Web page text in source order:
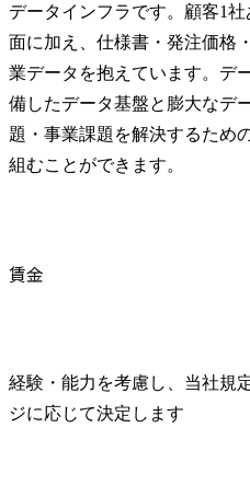
データインフラです。顧客1
面に加え、仕様書・発注価格
業データを抱えています。デ
備したデータ基盤と膨大なデ
題・事業課題を解決するため
組むことができます。
賃金
経験・能力を考慮し、当社規
ジに応じて決定します